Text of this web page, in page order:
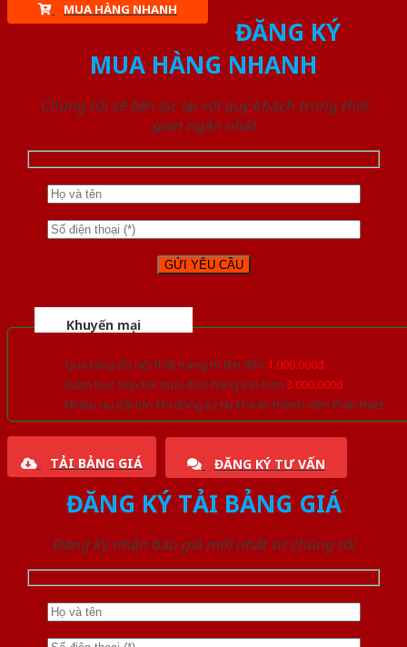
MUA HÀNG NHANH
ĐĂNG KÝ
MUA HÀNG NHANH
Chúng tôi sẽ liên lạc lại với quý khách trong thời
gian ngắn nhất
Khuyến mại
Quà tặng đồ nội thất trang trí lên đến 1.000.000đ
Giảm trực tiếp khi mua đơn hàng lớn hơn 3.000.000đ
Nhiều ưu đãi lớn khi đăng ký tài khoản thành viên thân thiết
TẢI BẢNG GIÁ ĐĂNG KÝ TƯ VẤN
ĐĂNG KÝ TẢI BẢNG GIÁ
Đăng ký nhận báo giá mới nhất từ chúng tôi